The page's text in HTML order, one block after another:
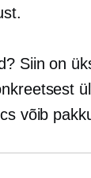
Siin on
võib